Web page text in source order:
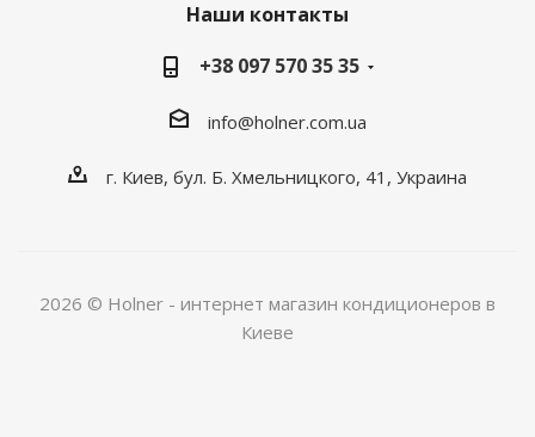
Наши контакты
+38 097 570 35 35
info@holner.com.ua
г. Киев, бул. Б. Хмельницкого, 41, Украина
2026 © Holner - интернет магазин кондиционеров в
Киеве